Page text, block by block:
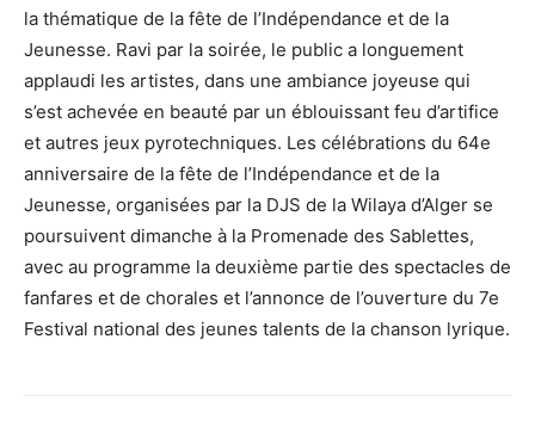
la thématique de la fête de l’Indépendance et de la
Jeunesse. Ravi par la soirée, le public a longuement
applaudi les artistes, dans une ambiance joyeuse qui
s’est achevée en beauté par un éblouissant feu d’artifice
et autres jeux pyrotechniques. Les célébrations du 64e
anniversaire de la fête de l’Indépendance et de la
Jeunesse, organisées par la DJS de la Wilaya d’Alger se
poursuivent dimanche à la Promenade des Sablettes,
avec au programme la deuxième partie des spectacles de
fanfares et de chorales et l’annonce de l’ouverture du 7e
Festival national des jeunes talents de la chanson lyrique.